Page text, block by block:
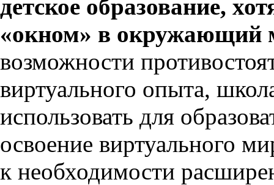
детское образование,
«окном» в окружающий
возможности
виртуального опыта,
использовать для
освоение виртуального
к необходимости